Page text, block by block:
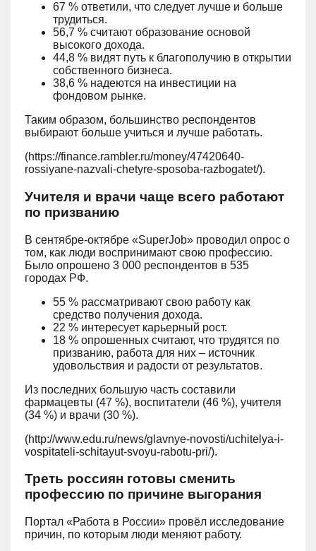
67 % ответили, что следует лучше и больше
трудиться.
56,7 % считают образование основой
высокого дохода.
44,8 % видят путь к благополучию в открытии
собственного бизнеса.
38,6 % надеются на инвестиции на
фондовом рынке.
Таким образом, большинство респондентов
выбирают больше учиться и лучше работать.
(https://finance.rambler.ru/money/47420640-
rossiyane-nazvali-chetyre-sposoba-razbogatet/).
Учителя и врачи чаще всего работают
по призванию
В сентябре-октябре «SuperJob» проводил опрос о
том, как люди воспринимают свою профессию.
Было опрошено 3 000 респондентов в 535
городах РФ.
55 % рассматривают свою работу как
средство получения дохода.
22 % интересует карьерный рост.
18 % опрошенных считают, что трудятся по
призванию, работа для них – источник
удовольствия и радости от результатов.
Из последних большую часть составили
фармацевты (47 %), воспитатели (46 %), учителя
(34 %) и врачи (30 %).
(http://www.edu.ru/news/glavnye-novosti/uchitelya-i-
vospitateli-schitayut-svoyu-rabotu-pri/).
Треть россиян готовы сменить
профессию по причине выгорания
Портал «Работа в России» провёл исследование
причин, по которым люди меняют работу.